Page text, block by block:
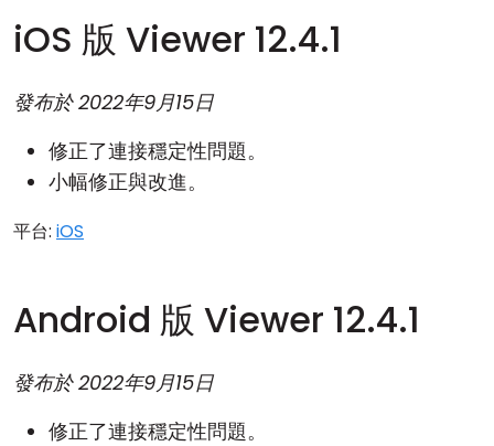
iOS 版 Viewer 12.4.1
發布於2022年9月15日
修正了連接穩定性問題。
小幅修正與改進。
平台: iOS
Android 版 Viewer 12.4.1
發布於2022年9月15日
修正了連接穩定性問題。